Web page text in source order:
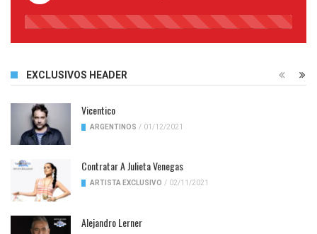
45%
EXCLUSIVOS HEADER
Vicentico
ARGENTINOS / 01/12/2021
Contratar A Julieta Venegas
ARTISTA EXCLUSIVO / 02/11/2021
Alejandro Lerner